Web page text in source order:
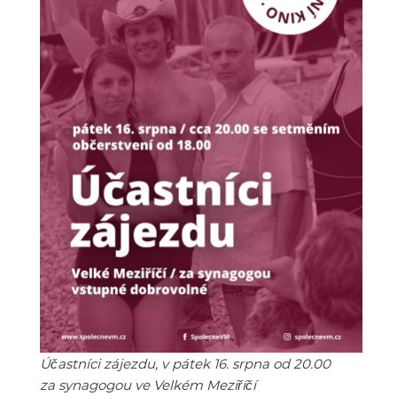
Účastníci zájezdu, v pátek 16. srpna od 20.00
za synagogou ve Velkém Meziříčí